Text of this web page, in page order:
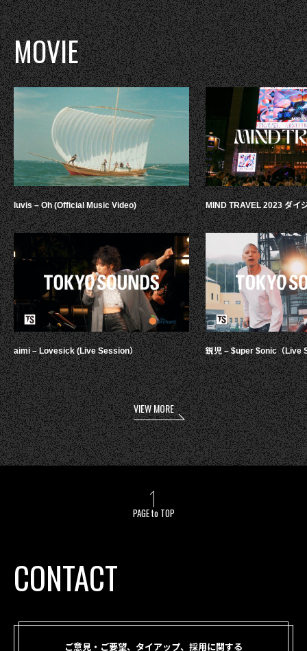
MOVIE
luvis – Oh (Official Music Video)
aimi – Lovesick (Live Session）
MIND TRAVEL 2023 ダイ
鋭児 – $uper $onic（Live
VIEW MORE
PAGE to TOP
CONTACT
ご意見・ご要望、タイアップ、採用に関する